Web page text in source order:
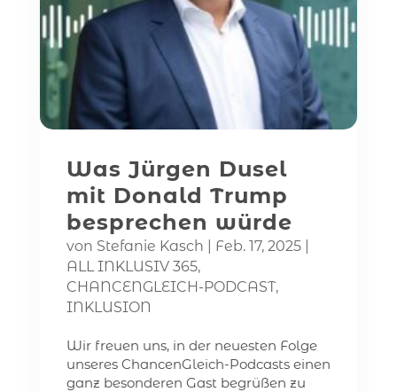
Was Jürgen Dusel
mit Donald Trump
besprechen würde
von Stefanie Kasch Feb. 17, 2025|
ALL INKLUSIV 365,
CHANCENGLEICH-PODCAST,
INKLUSION
Wir freuen uns, in der neuesten Folge
unseres ChancenGleich-Podcasts einen
ganz besonderen Gast begrüßen zu